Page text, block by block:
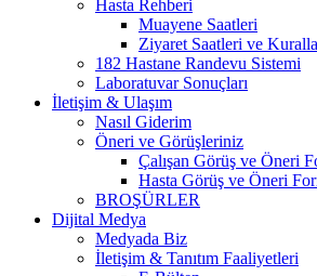
Hasta Rehberi
Muayene Saatleri
Ziyaret Saatleri ve
182 Hastane Randevu Sistemi
Laboratuvar Sonuçları
İletişim & Ulaşım
Nasıl Giderim
Öneri ve Görüşleriniz
Çalışan Görüş ve Öneri
Hasta Görüş ve Öneri
BROŞÜRLER
Dijital Medya
Medyada Biz
İletişim & Tanıtım Faaliyetleri